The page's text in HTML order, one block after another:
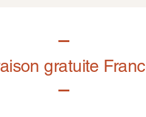
gratuite